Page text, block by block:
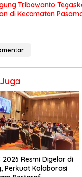
Tribawanto
di Kecamatan
2026 Resmi Digelar di
Perkuat Kolaborasi